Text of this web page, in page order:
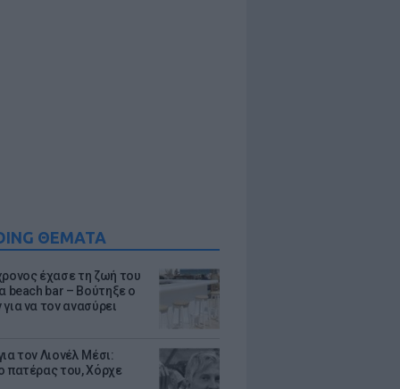
ΘΕΜΑΤΑ
έχασε τη ζωή του
beach bar – Βούτηξε ο
να τον ανασύρει
τον Λιονέλ Μέσι:
πατέρας του, Χόρχε